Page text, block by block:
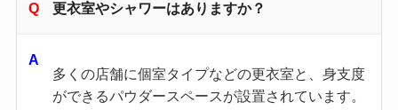
更衣室やシャワーはありますか？
多くの店舗に個室タイプなどの更衣室と、身支度
ができるパウダースペースが設置されています。